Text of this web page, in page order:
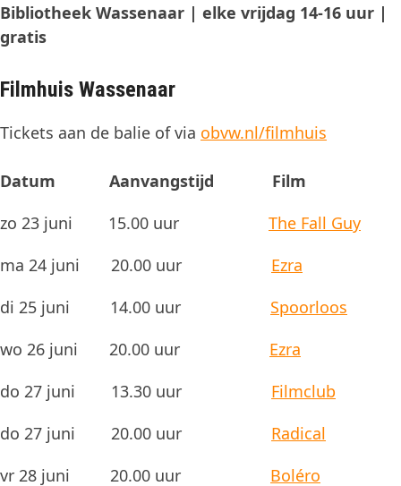
Bibliotheek Wassenaar | elke vrijdag 14-16 uur |
gratis
Filmhuis Wassenaar
Tickets aan de balie of via obvw.nl/filmhuis
Datum Aanvangstijd Film
zo 23 juni 15.00 uur The Fall Guy
ma 24 juni 20.00 uur Ezra
di 25 juni 14.00 uur Spoorloos
wo 26 juni 20.00 uur Ezra
do 27 juni 13.30 uur Filmclub
do 27 juni 20.00 uur Radical
vr 28 juni 20.00 uur Boléro